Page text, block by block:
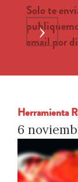
Solo te
email por
›
Herramienta
6